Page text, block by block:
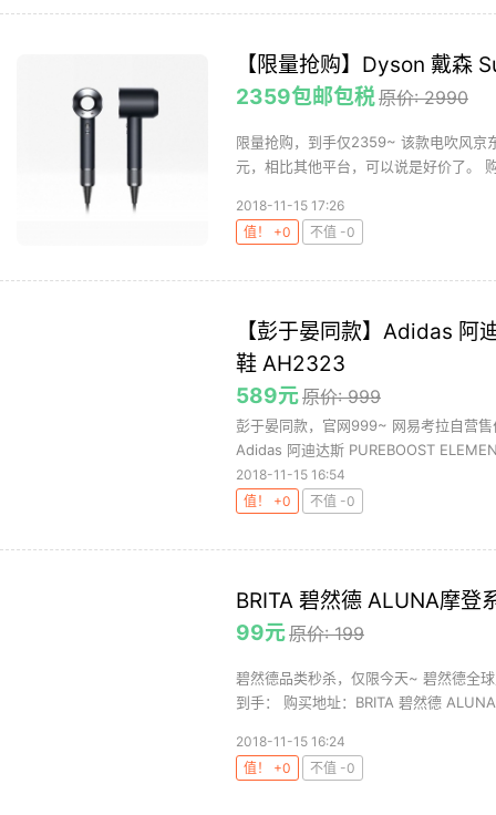
【限量抢购】Dyson 戴森
2359包邮包税原价: 2990
限量抢购，到手仅2359~ 该款电吹风
元，相比其他平台，可以说是好价了。
2018-11-15 17:26
值！ +0
不值 -0
【彭于晏同款】Adidas 阿
鞋 AH2323
589元原价: 999
彭于晏同款，官网999~ 网易考拉自营
Adidas 阿迪达斯 PUREBOOST
2018-11-15 16:54
值！ +0
不值 -0
BRITA 碧然德 ALUNA摩登
99元原价: 199
碧然德品类秒杀，仅限今天~ 碧然德全
到手： 购买地址：BRITA 碧然德
2018-11-15 16:24
值！ +0
不值 -0